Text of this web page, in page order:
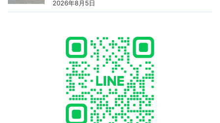
2026年8月5日